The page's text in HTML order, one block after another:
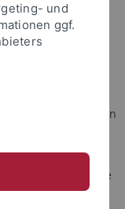
Universität
zu Aufbau und
Studierenden
und
und vertrauliche
und
ggf.